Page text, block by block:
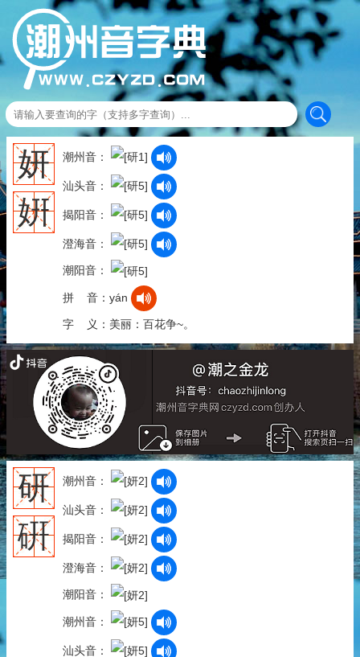
妍
姸
潮州音：
汕头音：
揭阳音：
澄海音：
潮阳音：
拼 音：yán
字 义：美丽：百花争~。
研
硏
潮州音：
汕头音：
揭阳音：
澄海音：
潮阳音：
潮州音：
汕头音：